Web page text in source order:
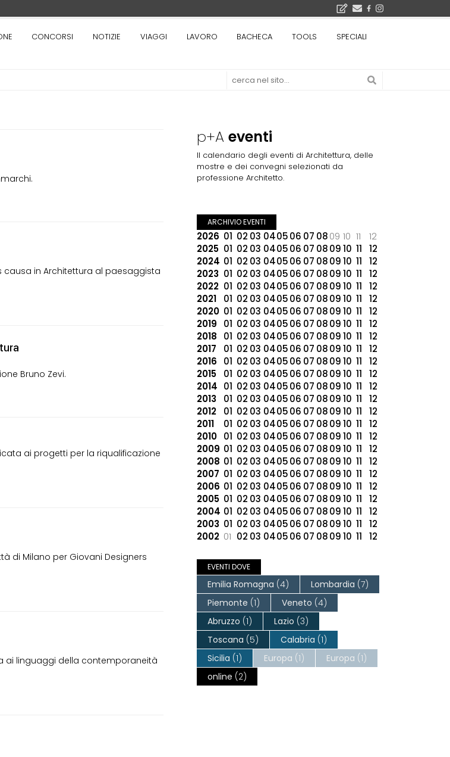
CONCORSI NOTIZIE VIAGGI LAVORO BACHECA TOOLS SPECIALI
causa in Architettura al paesaggista
Bruno Zevi.
ai progetti per la riqualificazione
di Milano per Giovani Designers
ai linguaggi della contemporaneità
p+A eventi
Il calendario degli eventi di Architettura, delle
mostre e dei convegni selezionati da
professione Architetto.
ARCHIVIO EVENTI
2026 01 02 03 040506 07 0809 10 11
12
2025 01 02 03 040506 07 080910 11
12
2024 01 02 03 040506 07 080910 11
12
2023 01 02 03 040506 07 080910 11
12
2022 01 02 03 040506 07 080910 11
12
2021
01 02 03 040506 07 080910 11
12
2020 01 02 03 040506 07 080910 11
12
2019
01 02 03 040506 07 080910 11
12
2018
01 02 03 040506 07 080910 11
12
2017
01 02 03 040506 07 080910 11
12
2016
01 02 03 040506 07 080910 11
12
2015
01 02 03 040506 07 080910 11
12
2014 01 02 03 040506 07 080910 11
12
2013
01 02 03 040506 07 080910 11
12
2012
01 02 03 040506 07 080910 11
12
2011
01 02 03 040506 07 080910 11
12
2010 01 02 03 040506 07 080910 11
12
2009 01 02 03 040506 07 080910 11
12
2008 01 02 03 040506 07 080910 11
12
2007 01 02 03 040506 07 080910 11
12
2006 01 02 03 040506 07 080910 11
12
2005 01 02 03 040506 07 080910 11
12
2004 01 02 03 040506 07 080910 11
12
2003 01 02 03 040506 07 080910 11
12
2002 01 02 03 040506 07 080910 11 12
EVENTI DOVE
Emilia Romagna (4) Lombardia (7)
Piemonte (1) Veneto (4)
Abruzzo (1) Lazio (3)
Toscana (5) Calabria (1)
Sicilia (1) Europa (1) Europa (1)
online (2)
Stati Uniti e Canada | 22 agosto > 30 settembre 2026